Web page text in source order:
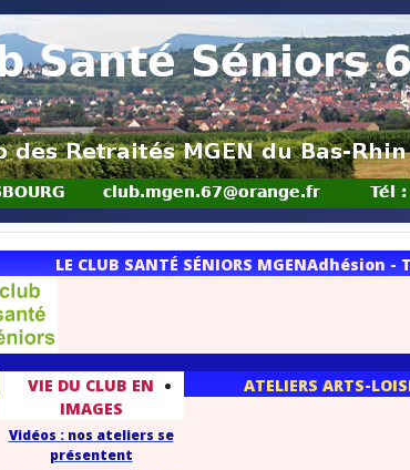
LE CLUB SANTÉ SÉNIORS MGENAdhésion -
VIE DU CLUB EN
IMAGES
Vidéos : nos ateliers se
présentent
ATELIERS ARTS-